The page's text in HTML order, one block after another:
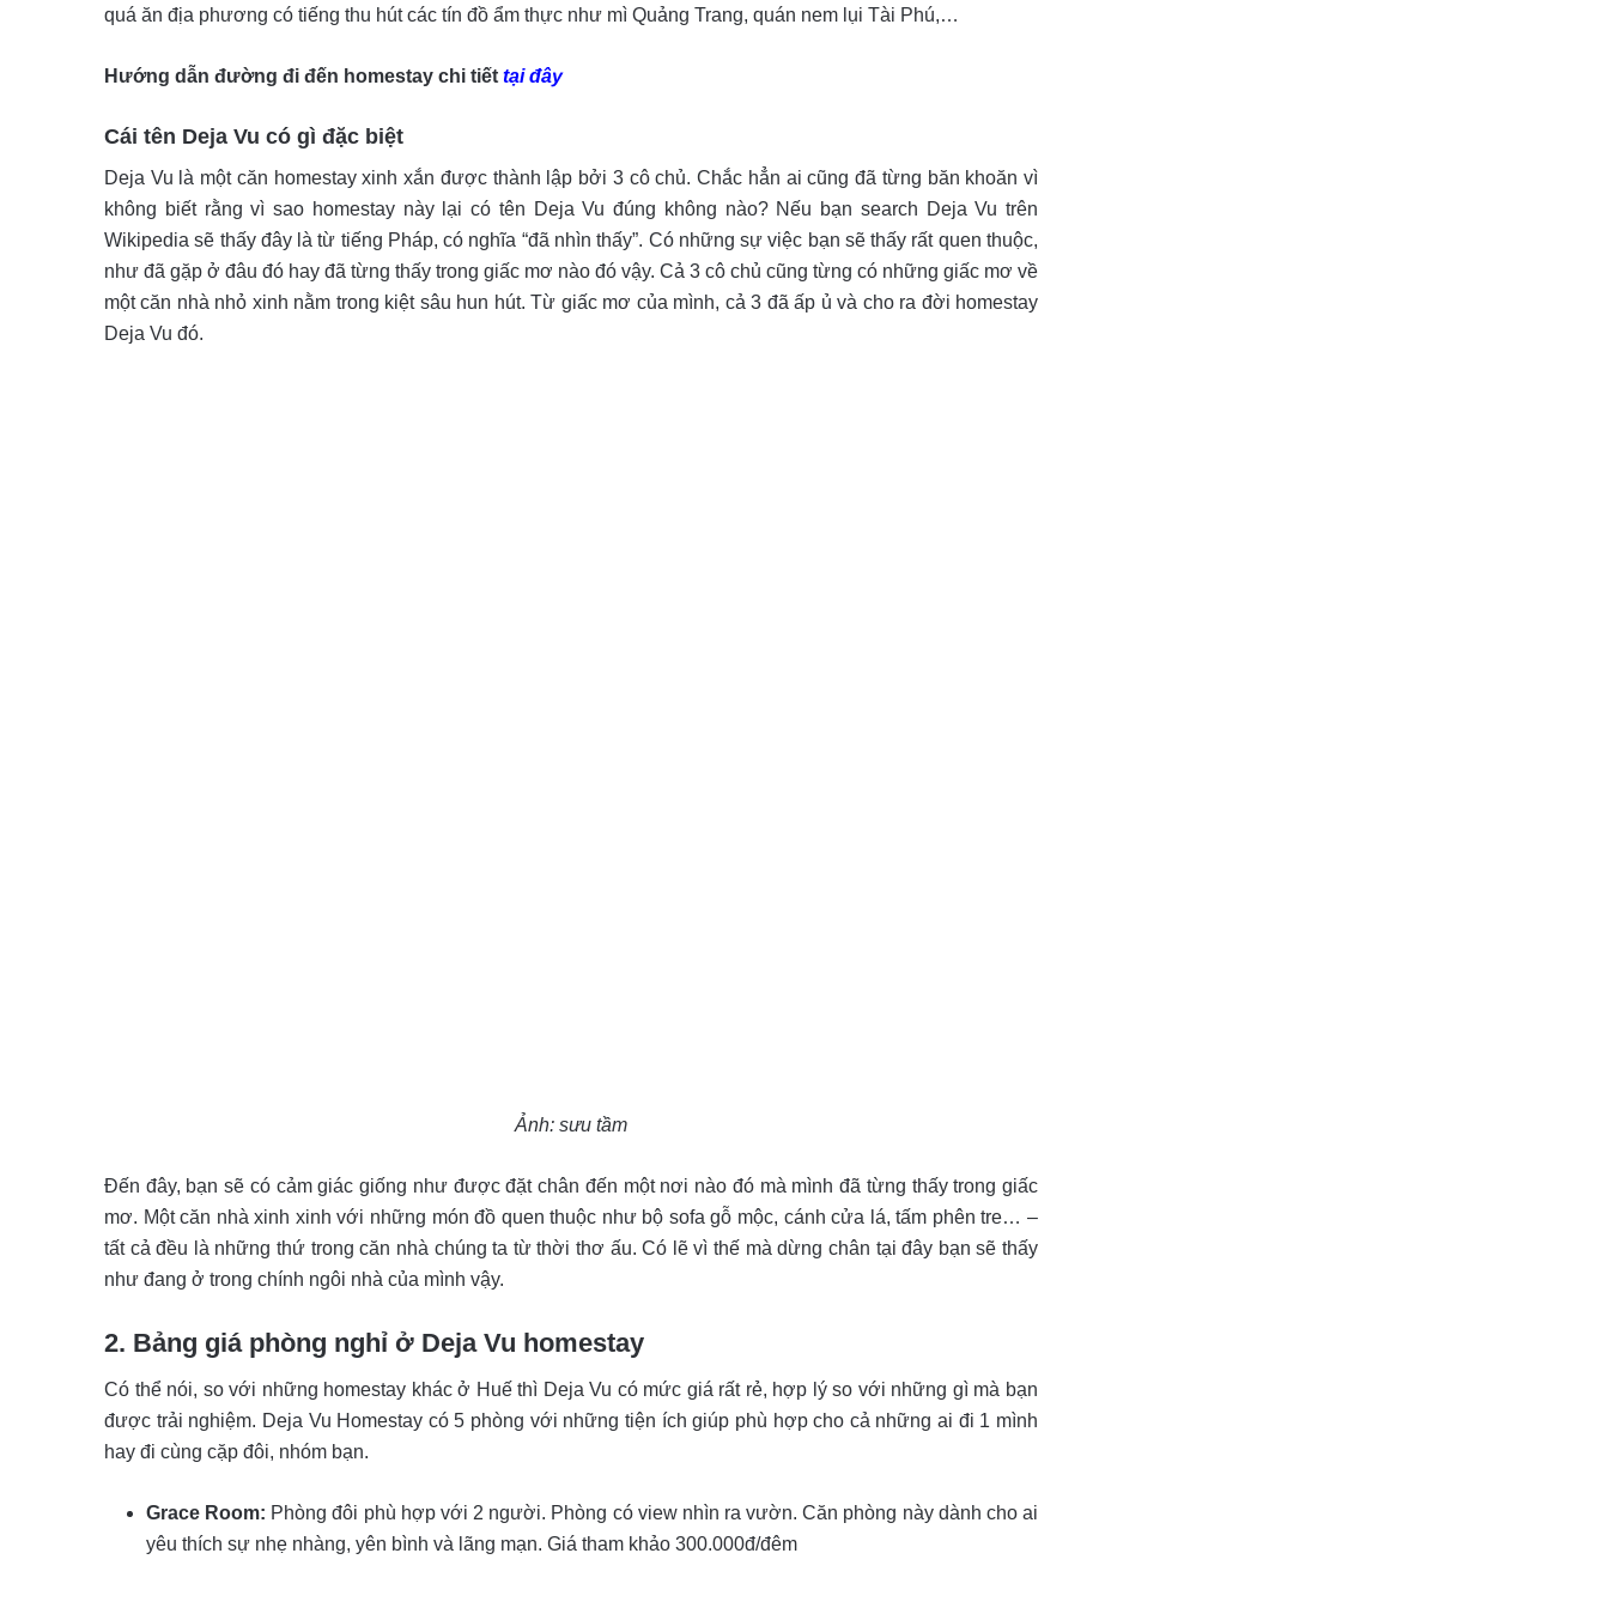
quá ăn địa phương có tiếng thu hút các tín đồ ẩm thực như mì Quảng Trang, quán nem lụi Tài Phú,…
Hướng dẫn đường đi đến homestay chi tiết tại đây
Cái tên Deja Vu có gì đặc biệt
Deja Vu là một căn homestay xinh xắn được thành lập bởi 3 cô chủ. Chắc hẳn ai cũng đã từng băn khoăn vì
không biết rằng vì sao homestay này lại có tên Deja Vu đúng không nào? Nếu bạn search Deja Vu trên
Wikipedia sẽ thấy đây là từ tiếng Pháp, có nghĩa “đã nhìn thấy”. Có những sự việc bạn sẽ thấy rất quen thuộc,
như đã gặp ở đâu đó hay đã từng thấy trong giấc mơ nào đó vậy. Cả 3 cô chủ cũng từng có những giấc mơ về
một căn nhà nhỏ xinh nằm trong kiệt sâu hun hút. Từ giấc mơ của mình, cả 3 đã ấp ủ và cho ra đời homestay
Deja Vu đó.
Ảnh: sưu tầm
Đến đây, bạn sẽ có cảm giác giống như được đặt chân đến một nơi nào đó mà mình đã từng thấy trong giấc
mơ. Một căn nhà xinh xinh với những món đồ quen thuộc như bộ sofa gỗ mộc, cánh cửa lá, tấm phên tre… –
tất cả đều là những thứ trong căn nhà chúng ta từ thời thơ ấu. Có lẽ vì thế mà dừng chân tại đây bạn sẽ thấy
như đang ở trong chính ngôi nhà của mình vậy.
2. Bảng giá phòng nghỉ ở Deja Vu homestay
Có thể nói, so với những homestay khác ở Huế thì Deja Vu có mức giá rất rẻ, hợp lý so với những gì mà bạn
được trải nghiệm. Deja Vu Homestay có 5 phòng với những tiện ích giúp phù hợp cho cả những ai đi 1 mình
hay đi cùng cặp đôi, nhóm bạn.
Grace Room: Phòng đôi phù hợp với 2 người. Phòng có view nhìn ra vườn. Căn phòng này dành cho ai
yêu thích sự nhẹ nhàng, yên bình và lãng mạn. Giá tham khảo 300.000đ/đêm